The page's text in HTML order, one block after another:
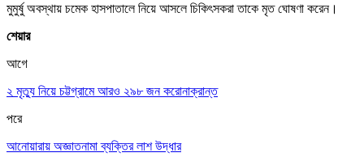
মুমুর্ষু অবস্থায় চমেক হাসপাতালে নিয়ে আসলে চিকিৎসকরা তাকে মৃত ঘোষণা করেন।
শেয়ার
আগে
২ মৃত্যু নিয়ে চট্টগ্রামে আরও ২৯৮ জন করোনাক্রান্ত
পরে
আনোয়ারায় অজ্ঞাতনামা ব্যক্তির লাশ উদ্ধার